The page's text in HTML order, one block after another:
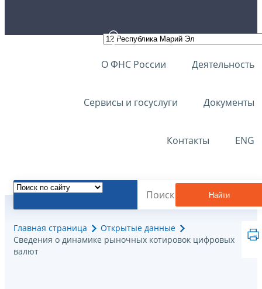
О ФНС России Деятельность
Сервисы и госуслуги Документы
Контакты ENG
Найти
Главная страница
Открытые данные
Сведения о динамике рыночных котировок цифровых
валют